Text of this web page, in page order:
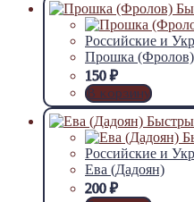
Российские и
Прошка (Фролов)
150₽
В корзину
Российские и
Ева (Дадоян)
200₽